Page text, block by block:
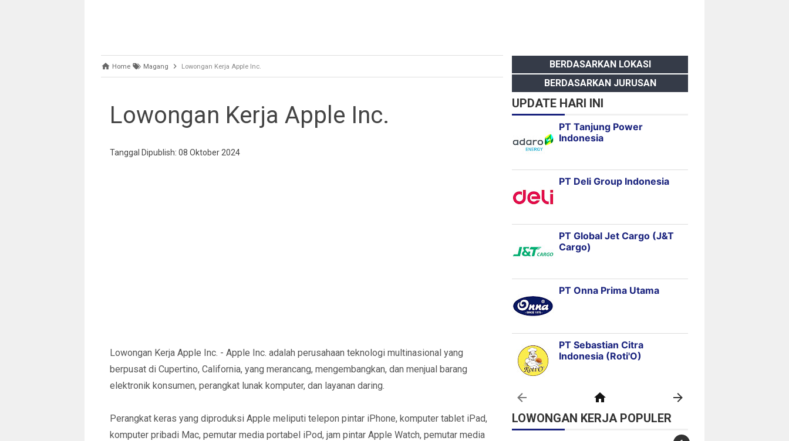
Home Magang Lowongan Kerja Apple Inc.
Lowongan Kerja Apple Inc.
Tanggal Dipublish: 08 Oktober 2024
Lowongan Kerja Apple Inc. - Apple Inc. adalah perusahaan teknologi multinasional yang
berpusat di Cupertino, California, yang merancang, mengembangkan, dan menjual barang
elektronik konsumen, perangkat lunak komputer, dan layanan daring.
Perangkat keras yang diproduksi Apple meliputi telepon pintar iPhone, komputer tablet iPad,
komputer pribadi Mac, pemutar media portabel iPod, jam pintar Apple Watch, pemutar media
BERDASARKAN LOKASI
BERDASARKAN JURUSAN
UPDATE HARI INI
LOWONGAN KERJA POPULER